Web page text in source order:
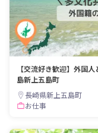
【交流好き歓迎】外国
島新上五島町
長崎県新上五島町
お仕事